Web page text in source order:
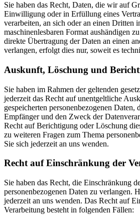
Sie haben das Recht, Daten, die wir auf
Einwilligung oder in Erfüllung eines
verarbeiten, an sich oder an einen Dritten
maschinenlesbaren Format aushändigen
direkte Übertragung der Daten an einen
verlangen, erfolgt dies nur, soweit es
Auskunft, Löschung und
Sie haben im Rahmen der geltenden
jederzeit das Recht auf unentgeltliche
gespeicherten personenbezogenen Daten,
Empfänger und den Zweck der
Recht auf Berichtigung oder Löschung
zu weiteren Fragen zum Thema
Sie sich jederzeit an uns wenden.
Recht auf Einschränkung der
Sie haben das Recht, die Einschränkung
personenbezogenen Daten zu verlangen.
jederzeit an uns wenden. Das Recht auf
Verarbeitung besteht in folgenden Fällen: